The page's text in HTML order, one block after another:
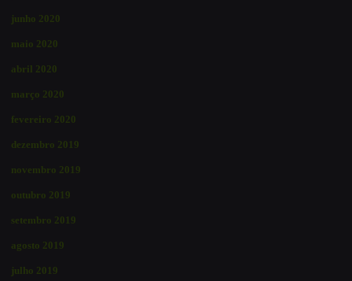
junho 2020
maio 2020
abril 2020
março 2020
fevereiro 2020
dezembro 2019
novembro 2019
outubro 2019
setembro 2019
agosto 2019
julho 2019